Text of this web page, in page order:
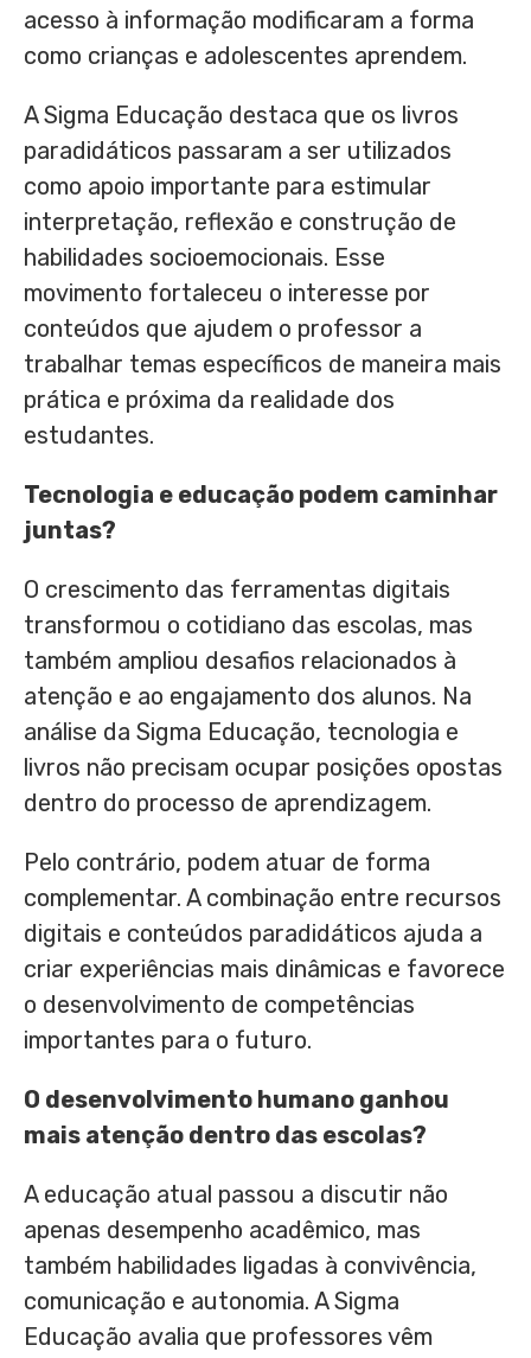
acesso à informação modificaram a forma
como crianças e adolescentes aprendem.
A Sigma Educação destaca que os livros
paradidáticos passaram a ser utilizados
como apoio importante para estimular
interpretação, reflexão e construção de
habilidades socioemocionais. Esse
movimento fortaleceu o interesse por
conteúdos que ajudem o professor a
trabalhar temas específicos de maneira mais
prática e próxima da realidade dos
estudantes.
Tecnologia e educação podem caminhar
juntas?
O crescimento das ferramentas digitais
transformou o cotidiano das escolas, mas
também ampliou desafios relacionados à
atenção e ao engajamento dos alunos. Na
análise da Sigma Educação, tecnologia e
livros não precisam ocupar posições opostas
dentro do processo de aprendizagem.
Pelo contrário, podem atuar de forma
complementar. A combinação entre recursos
digitais e conteúdos paradidáticos ajuda a
criar experiências mais dinâmicas e favorece
o desenvolvimento de competências
importantes para o futuro.
O desenvolvimento humano ganhou
mais atenção dentro das escolas?
A educação atual passou a discutir não
apenas desempenho acadêmico, mas
também habilidades ligadas à convivência,
comunicação e autonomia. A Sigma
Educação avalia que professores vêm